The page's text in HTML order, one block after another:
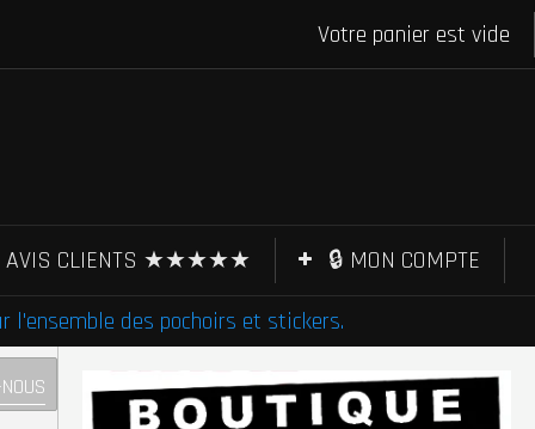
Votre panier est vide
AVIS CLIENTS ★★★★★
🔒 MON COMPTE
l'ensemble des pochoirs et stickers.